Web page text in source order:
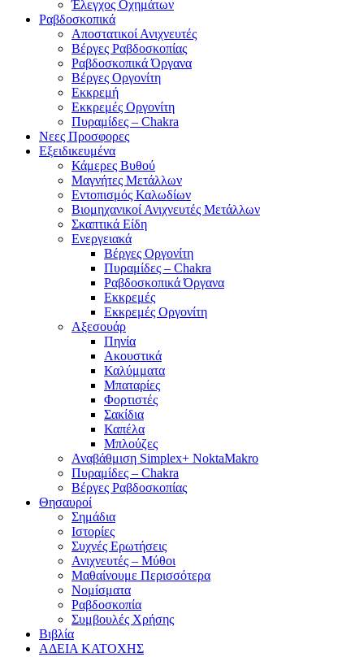
Έλεγχος Οχημάτων
Ραβδοσκοπικά
Αποστατικοί Ανιχνευτές
Βέργες Ραβδοσκοπίας
Ραβδοσκοπικά Όργανα
Βέργες Οργονίτη
Εκκρεμή
Εκκρεμές Οργονίτη
Πυραμίδες – Chakra
Νεες Προσφορες
Εξειδικευμένα
Κάμερες Βυθού
Μαγνήτες Μετάλλων
Εντοπισμός Καλωδίων
Βιομηχανικοί Ανιχνευτές Μετάλλων
Σκαπτικά Είδη
Ενεργειακά
Βέργες Οργονίτη
Πυραμίδες – Chakra
Ραβδοσκοπικά Όργανα
Εκκρεμές
Εκκρεμές Οργονίτη
Αξεσουάρ
Πηνία
Ακουστικά
Καλύμματα
Μπαταρίες
Φορτιστές
Σακίδια
Καπέλα
Μπλούζες
Αναβάθμιση Simplex+ NoktaMakro
Πυραμίδες – Chakra
Βέργες Ραβδοσκοπίας
Θησαυροί
Σημάδια
Ιστορίες
Συχνές Ερωτήσεις
Ανιχνευτές – Μύθοι
Μαθαίνουμε Περισσότερα
Νομίσματα
Ραβδοσκοπία
Συμβουλές Χρήσης
Βιβλία
ΑΔΕΙΑ ΚΑΤΟΧΗΣ